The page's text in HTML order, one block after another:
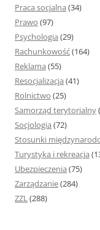
Praca socjalna (34)
Prawo (97)
Psychologia (29)
Rachunkowość(164)
Reklama (55)
Resocjalizacja (41)
Rolnictwo (25)
Samorząd terytorialny
Socjologia (72)
Stosunki
Turystyka i rekreacja
Ubezpieczenia (75)
Zarządzanie(284)
ZZL(288)